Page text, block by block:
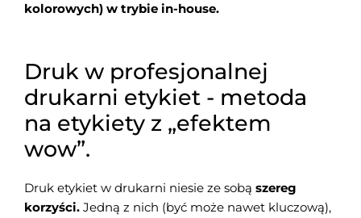
kolorowych) w trybie in-house.
Druk w profesjonalnej
drukarni etykiet - metoda
na etykiety z „efektem
wow”.
Druk etykiet w drukarni niesie ze sobą szereg
korzyści. Jedną z nich (być może nawet kluczową),